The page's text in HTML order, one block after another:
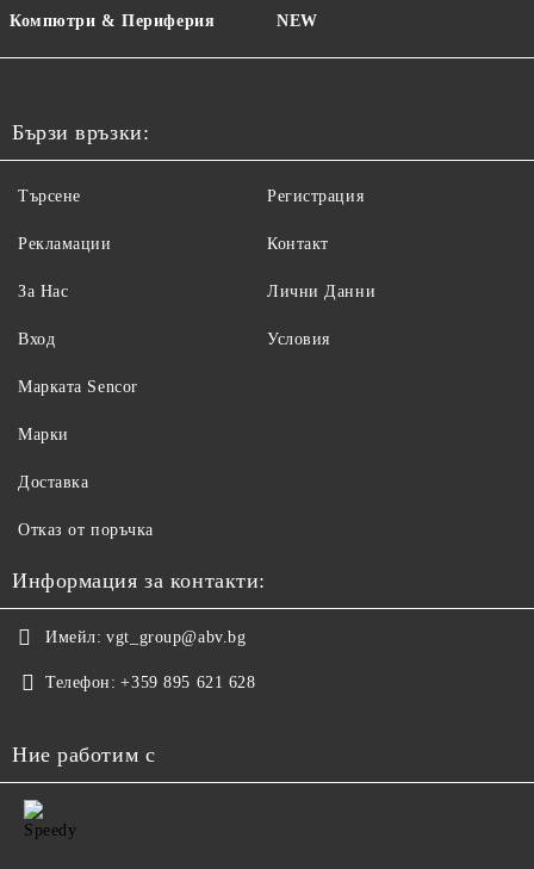
Компютри & Периферия NEW
Бързи връзки:
Търсене
Рекламации
За Нас
Вход
Регистрация
Контакт
Лични Данни
Условия
Maрката Sencor
Марки
Доставка
Отказ от поръчка
Информация за контакти:
Имейл: vgt_group@abv.bg
Телефон: +359 895 621 628
Ние работим с